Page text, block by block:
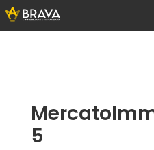
Vai
al
contenuto
5